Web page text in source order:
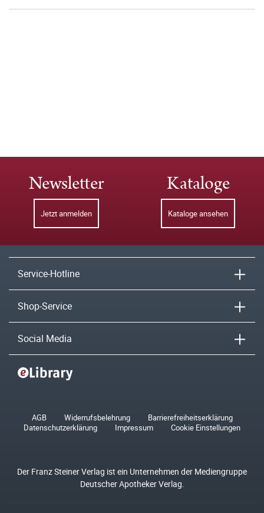
Newsletter
Jetzt anmelden
Kataloge
Kataloge ansehen
Service-Hotline
Shop-Service
Social Media
AGB Widerrufsbelehrung
Barrierefreiheitserklärung
Datenschutzerklärung
Impressum Cookie Einstellungen
Der Franz Steiner Verlag ist ein Unternehmen der Mediengruppe
Deutscher Apotheker Verlag.